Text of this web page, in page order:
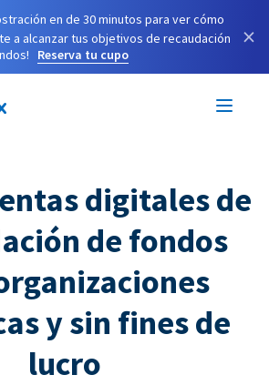
en de 30 minutos para ver cómo
a alcanzar tus objetivos de recaudación
Reserva tu cupo
×
digitales de
de fondos
y sin fines de
lucro